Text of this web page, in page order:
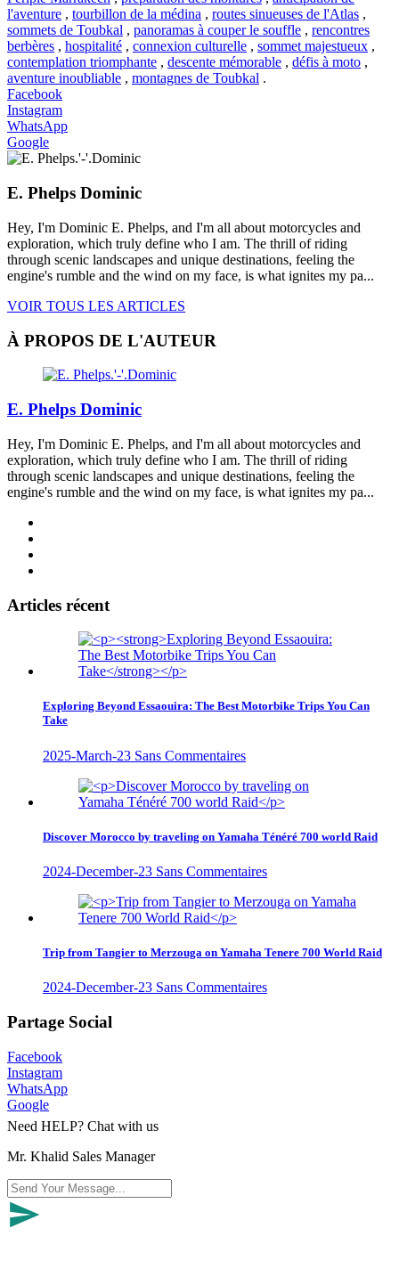
l'aventure , tourbillon de la médina , routes sinueuses de l'Atlas ,
sommets de Toubkal , panoramas à couper le souffle , rencontres
berbères , hospitalité , connexion culturelle , sommet majestueux ,
contemplation triomphante , descente mémorable , défis à moto ,
aventure inoubliable , montagnes de Toubkal .
Facebook
Instagram
WhatsApp
Google
E. Phelps Dominic
Hey, I'm Dominic E. Phelps, and I'm all about motorcycles and
exploration, which truly define who I am. The thrill of riding
through scenic landscapes and unique destinations, feeling the
engine's rumble and the wind on my face, is what ignites my pa...
VOIR TOUS LES ARTICLES
À PROPOS DE L'AUTEUR
E. Phelps Dominic
Hey, I'm Dominic E. Phelps, and I'm all about motorcycles and
exploration, which truly define who I am. The thrill of riding
through scenic landscapes and unique destinations, feeling the
engine's rumble and the wind on my face, is what ignites my pa...
Articles récent
Exploring Beyond Essaouira: The Best Motorbike Trips You Can
Take
2025-March-23 Sans Commentaires
Discover Morocco by traveling on Yamaha Ténéré 700 world Raid
2024-December-23 Sans Commentaires
Trip from Tangier to Merzouga on Yamaha Tenere 700 World Raid
2024-December-23 Sans Commentaires
Partage Social
Facebook
Instagram
WhatsApp
Google
Need HELP? Chat with us
Mr. Khalid Sales Manager